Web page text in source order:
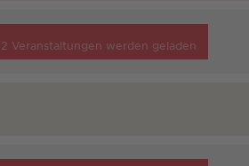
2 Veranstaltungen werden geladen